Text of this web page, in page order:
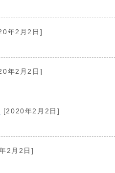
年2月2日]
年2月2日]
[2020年2月2日]
2月2日]